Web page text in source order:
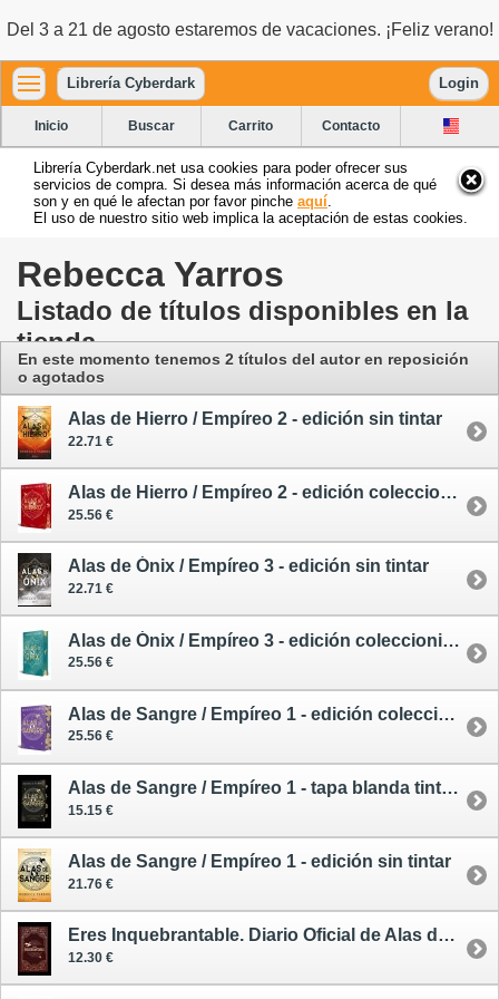
Del 3 a 21 de agosto estaremos de vacaciones. ¡Feliz verano!
Librería Cyberdark Login
Inicio Buscar Carrito Contacto
Librería Cyberdark.net usa cookies para poder ofrecer sus
servicios de compra. Si desea más información acerca de qué
son y en qué le afectan por favor pinche aquí
El uso de nuestro sitio web implica la aceptación de estas cookies.
Rebecca Yarros
Listado de títulos disponibles en la
tienda
En este momento tenemos 2 títulos del autor en reposición
o agotados
Alas de Hierro / Empíreo 2 - edición sin tintar
22.71 €
Alas de Hierro / Empíreo 2 - edición coleccionista enriquecida y limitada
25.56 €
Alas de Ónix / Empíreo 3 - edición sin tintar
22.71 €
Alas de Ónix / Empíreo 3 - edición coleccionista enriquecida y limitada
25.56 €
Alas de Sangre / Empíreo 1 - edición coleccionista enriquecida y limitada
25.56 €
Alas de Sangre / Empíreo 1 - tapa blanda tintada
15.15 €
Alas de Sangre / Empíreo 1 - edición sin tintar
21.76 €
Eres Inquebrantable. Diario Oficial de Alas de Hierro
12.30 €